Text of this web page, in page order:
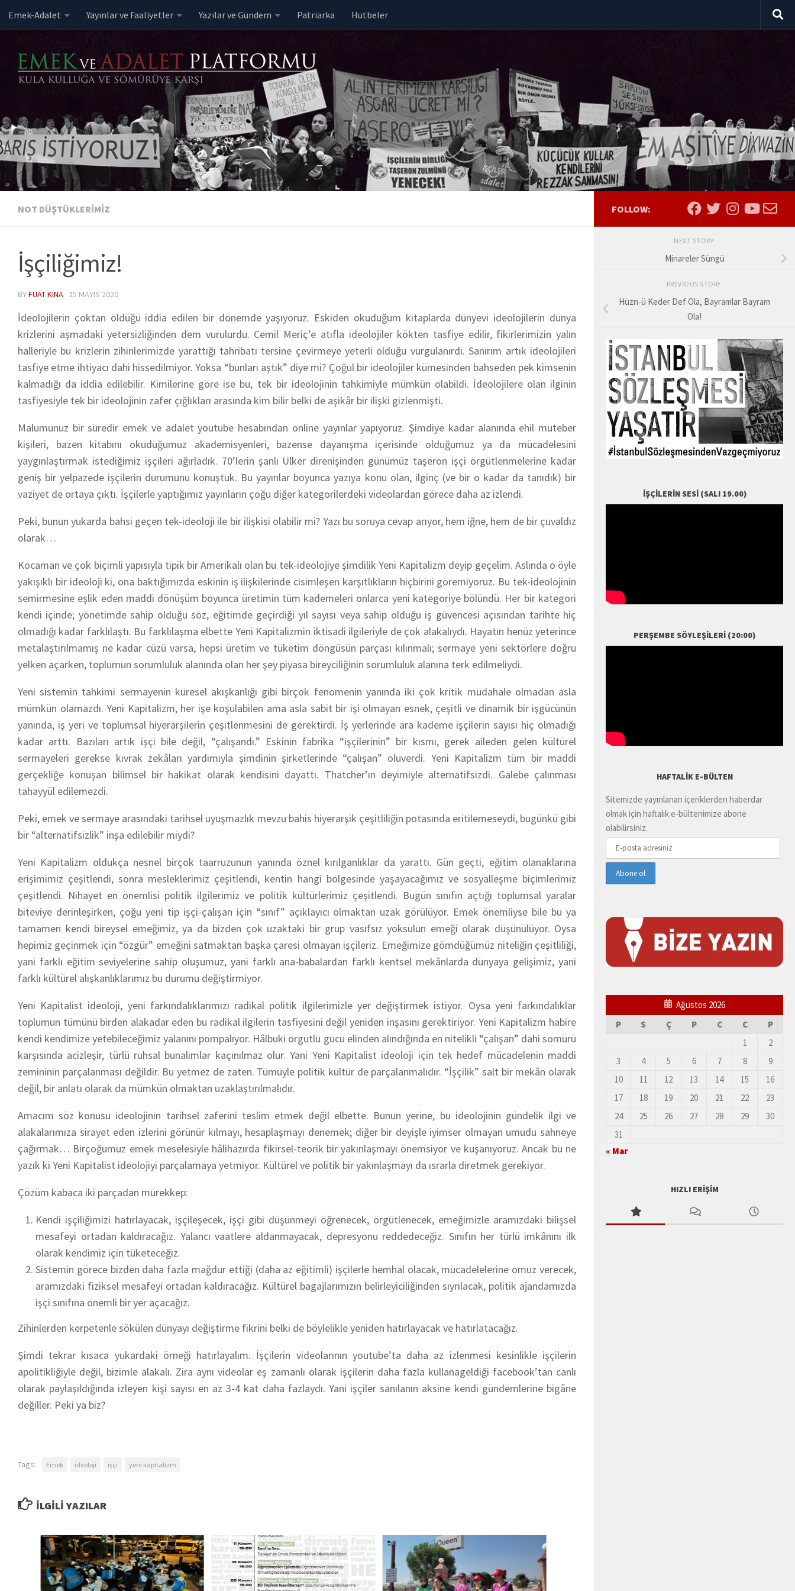
Skip to content
Emek-Adalet Yayınlar ve Faaliyetler Yazılar ve Gündem Patriarka Hutbeler
NOT DÜŞTÜKLERIMIZ
İşçiliğimiz!
BYFUAT KINA · 25 MAYIS 2020
İdeolojilerin çoktan öldüğü iddia edilen bir dönemde yaşıyoruz. Eskiden okuduğum kitaplarda dünyevi ideolojilerin dünya
krizlerini aşmadaki yetersizliğinden dem vurulurdu. Cemil Meriç’e atıfla ideolojiler kökten tasfiye edilir, fikirlerimizin yalın
halleriyle bu krizlerin zihinlerimizde yarattığı tahribatı tersine çevirmeye yeterli olduğu vurgulanırdı. Sanırım artık ideolojileri
tasfiye etme ihtiyacı dahi hissedilmiyor. Yoksa “bunları aştık” diye mi? Çoğul bir ideolojiler kümesinden bahseden pek kimsenin
kalmadığı da iddia edilebilir. Kimilerine göre ise bu, tek bir ideolojinin tahkimiyle mümkün olabildi. İdeolojilere olan ilginin
tasfiyesiyle tek bir ideolojinin zafer çığlıkları arasında kim bilir belki de aşikâr bir ilişki gizlenmişti.
Malumunuz bir süredir emek ve adalet youtube hesabından online yayınlar yapıyoruz. Şimdiye kadar alanında ehil muteber
kişileri, bazen kitabını okuduğumuz akademisyenleri, bazense dayanışma içerisinde olduğumuz ya da mücadelesini
yaygınlaştırmak istediğimiz işçileri ağırladık. 70’lerin şanlı Ülker direnişinden günümüz taşeron işçi örgütlenmelerine kadar
geniş bir yelpazede işçilerin durumunu konuştuk. Bu yayınlar boyunca yazıya konu olan, ilginç (ve bir o kadar da tanıdık) bir
vaziyet de ortaya çıktı. İşçilerle yaptığımız yayınların çoğu diğer kategorilerdeki videolardan görece daha az izlendi.
Peki, bunun yukarda bahsi geçen tek-ideoloji ile bir ilişkisi olabilir mi? Yazı bu soruya cevap arıyor, hem iğne, hem de bir çuvaldız
olarak…
Kocaman ve çok biçimli yapısıyla tipik bir Amerikalı olan bu tek-ideolojiye şimdilik Yeni Kapitalizm deyip geçelim. Aslında o öyle
yakışıklı bir ideoloji ki, ona baktığımızda eskinin iş ilişkilerinde cisimleşen karşıtlıkların hiçbirini göremiyoruz. Bu tek-ideolojinin
semirmesine eşlik eden maddi dönüşüm boyunca üretimin tüm kademeleri onlarca yeni kategoriye bölündü. Her bir kategori
kendi içinde; yönetimde sahip olduğu söz, eğitimde geçirdiği yıl sayısı veya sahip olduğu iş güvencesi açısından tarihte hiç
olmadığı kadar farklılaştı. Bu farklılaşma elbette Yeni Kapitalizmin iktisadi ilgileriyle de çok alakalıydı. Hayatın henüz yeterince
metalaştırılmamış ne kadar cüzü varsa, hepsi üretim ve tüketim döngüsün parçası kılınmalı; sermaye yeni sektörlere doğru
yelken açarken, toplumun sorumluluk alanında olan her şey piyasa bireyciliğinin sorumluluk alanına terk edilmeliydi.
Yeni sistemin tahkimi sermayenin küresel akışkanlığı gibi birçok fenomenin yanında iki çok kritik müdahale olmadan asla
mümkün olamazdı. Yeni Kapitalizm, her işe koşulabilen ama asla sabit bir işi olmayan esnek, çeşitli ve dinamik bir işgücünün
yanında, iş yeri ve toplumsal hiyerarşilerin çeşitlenmesini de gerektirdi. İş yerlerinde ara kademe işçilerin sayısı hiç olmadığı
kadar arttı. Bazıları artık işçi bile değil, “çalışandı.” Eskinin fabrika “işçilerinin” bir kısmı, gerek aileden gelen kültürel
sermayeleri gerekse kıvrak zekâları yardımıyla şimdinin şirketlerinde “çalışan” oluverdi. Yeni Kapitalizm tüm bir maddi
gerçekliğe konuşan bilimsel bir hakikat olarak kendisini dayattı. Thatcher’ın deyimiyle alternatifsizdi. Galebe çalınması
tahayyül edilemezdi.
Peki, emek ve sermaye arasındaki tarihsel uyuşmazlık mevzu bahis hiyerarşik çeşitliliğin potasında eritilemeseydi, bugünkü gibi
bir “alternatifsizlik” inşa edilebilir miydi?
Yeni Kapitalizm oldukça nesnel birçok taarruzunun yanında öznel kırılganlıklar da yarattı. Gün geçti, eğitim olanaklarına
erişimimiz çeşitlendi, sonra mesleklerimiz çeşitlendi, kentin hangi bölgesinde yaşayacağımız ve sosyalleşme biçimlerimiz
çeşitlendi. Nihayet en önemlisi politik ilgilerimiz ve politik kültürlerimiz çeşitlendi. Bugün sınıfın açtığı toplumsal yaralar
biteviye derinleşirken, çoğu yeni tip işçi-çalışan için “sınıf” açıklayıcı olmaktan uzak görülüyor. Emek önemliyse bile bu ya
tamamen kendi bireysel emeğimiz, ya da bizden çok uzaktaki bir grup vasıfsız yoksulun emeği olarak düşünülüyor. Oysa
hepimiz geçinmek için “özgür” emeğini satmaktan başka çaresi olmayan işçileriz. Emeğimize gömdüğümüz niteliğin çeşitliliği,
yani farklı eğitim seviyelerine sahip oluşumuz, yani farklı ana-babalardan farklı kentsel mekânlarda dünyaya gelişimiz, yani
farklı kültürel alışkanlıklarımız bu durumu değiştirmiyor.
Yeni Kapitalist ideoloji, yeni farkındalıklarımızı radikal politik ilgilerimizle yer değiştirmek istiyor. Oysa yeni farkındalıklar
toplumun tümünü birden alakadar eden bu radikal ilgilerin tasfiyesini değil yeniden inşasını gerektiriyor. Yeni Kapitalizm habire
kendi kendimize yetebileceğimiz yalanını pompalıyor. Hâlbuki örgütlü gücü elinden alındığında en nitelikli “çalışan” dahi sömürü
karşısında acizleşir, türlü ruhsal bunalımlar kaçınılmaz olur. Yani Yeni Kapitalist ideoloji için tek hedef mücadelenin maddi
zemininin parçalanması değildir. Bu yetmez de zaten. Tümüyle politik kültür de parçalanmalıdır. “İşçilik” salt bir mekân olarak
değil, bir anlatı olarak da mümkün olmaktan uzaklaştırılmalıdır.
Amacım söz konusu ideolojinin tarihsel zaferini teslim etmek değil elbette. Bunun yerine, bu ideolojinin gündelik ilgi ve
alakalarımıza sirayet eden izlerini görünür kılmayı, hesaplaşmayı denemek; diğer bir deyişle iyimser olmayan umudu sahneye
çağırmak… Birçoğumuz emek meselesiyle hâlihazırda fikirsel-teorik bir yakınlaşmayı önemsiyor ve kuşanıyoruz. Ancak bu ne
yazık ki Yeni Kapitalist ideolojiyi parçalamaya yetmiyor. Kültürel ve politik bir yakınlaşmayı da ısrarla diretmek gerekiyor.
Çözüm kabaca iki parçadan mürekkep:
Kendi işçiliğimizi hatırlayacak, işçileşecek, işçi gibi düşünmeyi öğrenecek, örgütlenecek, emeğimizle aramızdaki bilişsel
mesafeyi ortadan kaldıracağız. Yalancı vaatlere aldanmayacak, depresyonu reddedeceğiz. Sınıfın her türlü imkânını ilk
olarak kendimiz için tüketeceğiz.
Sistemin görece bizden daha fazla mağdur ettiği (daha az eğitimli) işçilerle hemhal olacak, mücadelelerine omuz verecek,
aramızdaki fiziksel mesafeyi ortadan kaldıracağız. Kültürel bagajlarımızın belirleyiciliğinden sıyrılacak, politik ajandamızda
işçi sınıfına önemli bir yer açacağız.
Zihinlerden kerpetenle sökülen dünyayı değiştirme fikrini belki de böylelikle yeniden hatırlayacak ve hatırlatacağız.
Şimdi tekrar kısaca yukardaki örneği hatırlayalım. İşçilerin videolarının youtube’ta daha az izlenmesi kesinlikle işçilerin
apolitikliğiyle değil, bizimle alakalı. Zira aynı videolar eş zamanlı olarak işçilerin daha fazla kullanageldiği facebook’tan canlı
olarak paylaşıldığında izleyen kişi sayısı en az 3-4 kat daha fazlaydı. Yani işçiler sanılanın aksine kendi gündemlerine bigâne
değiller. Peki ya biz?
Tags: Emek ideoloji işçi yeni kapitalizm
İLGILI YAZILAR
FOLLOW:
NEXT STORY
Minareler Süngü
PREVIOUS STORY
Hüzn-ü Keder Def Ola, Bayramlar Bayram
Ola!
İŞÇILERIN SESI (SALI 19.00)
PERŞEMBE SÖYLEŞILERI (20:00)
HAFTALIK E-BÜLTEN
Sitemizde yayınlanan içeriklerden haberdar
olmak için haftalık e-bültenimize abone
olabilirsiniz.
Ağustos 2026
P
S Ç P C C
P
1
2
3
4 5 6 7 8
9
10
11 12 13 14 15
16
17
18 19 20 21 22
23
24
25 26 27 28 29
30
31
« Mar
HIZLI ERIŞIM